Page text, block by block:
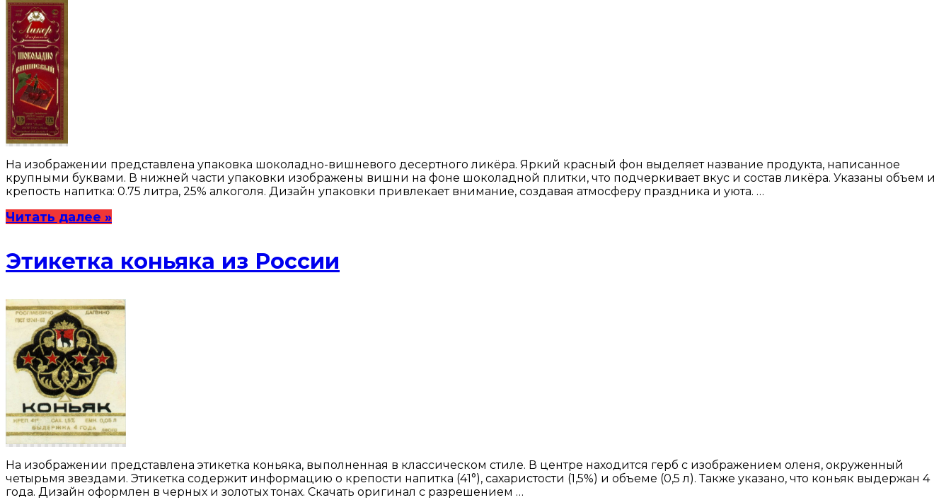
На изображении представлена упаковка шоколадно-вишневого десертного ликёра. Яркий красный фон выделяет название продукта, написанное
крупными буквами. В нижней части упаковки изображены вишни на фоне шоколадной плитки, что подчеркивает вкус и состав ликёра. Указаны объем и
крепость напитка: 0.75 литра, 25% алкоголя. Дизайн упаковки привлекает внимание, создавая атмосферу праздника и уюта. …
Читать далее »
Этикетка коньяка из России
На изображении представлена этикетка коньяка, выполненная в классическом стиле. В центре находится герб с изображением оленя, окруженный
четырьмя звездами. Этикетка содержит информацию о крепости напитка (41°), сахаристости (1,5%) и объеме (0,5 л). Также указано, что коньяк выдержан 4
года. Дизайн оформлен в черных и золотых тонах. Скачать оригинал с разрешением …